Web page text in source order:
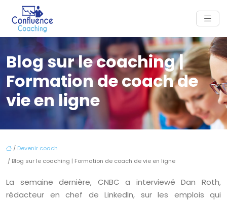
Blog sur le coaching |
Formation de coach de
vie en ligne
/ Devenir coach
/ Blog sur le coaching | Formation de coach de vie en ligne
La semaine dernière, CNBC a interviewé Dan Roth,
rédacteur en chef de LinkedIn, sur les emplois qui